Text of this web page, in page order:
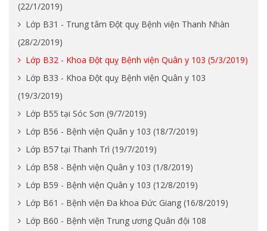
(22/1/2019)
Lớp B31 - Trung tâm Đột quỵ Bệnh viện Thanh Nhàn
(28/2/2019)
Lớp B32 - Khoa Đột quỵ Bệnh viện Quân y 103 (5/3/2019)
Lớp B33 - Khoa Đột quỵ Bệnh viện Quân y 103
(19/3/2019)
Lớp B55 tại Sóc Sơn (9/7/2019)
Lớp B56 - Bệnh viện Quân y 103 (18/7/2019)
Lớp B57 tại Thanh Trì (19/7/2019)
Lớp B58 - Bệnh viện Quân y 103 (1/8/2019)
Lớp B59 - Bệnh viện Quân y 103 (12/8/2019)
Lớp B61 - Bệnh viện Đa khoa Đức Giang (16/8/2019)
Lớp B60 - Bệnh viện Trung ương Quân đội 108